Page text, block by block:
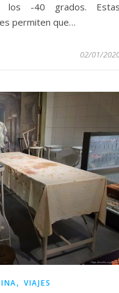
los -40 grados. Estas
permiten que…
02/01/
,VIAJES